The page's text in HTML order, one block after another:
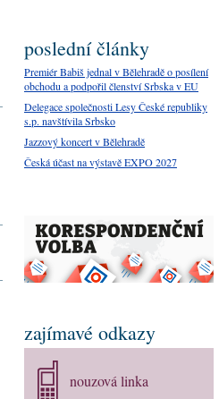
poslední články
Premiér Babiš jednal v Bělehradě o posílení
obchodu a podpořil členství Srbska v EU
Delegace společnosti Lesy České republiky
s.p. navštívila Srbsko
Jazzový koncert v Bělehradě
Česká účast na výstavě EXPO 2027
zajímavé odkazy
nouzová linka